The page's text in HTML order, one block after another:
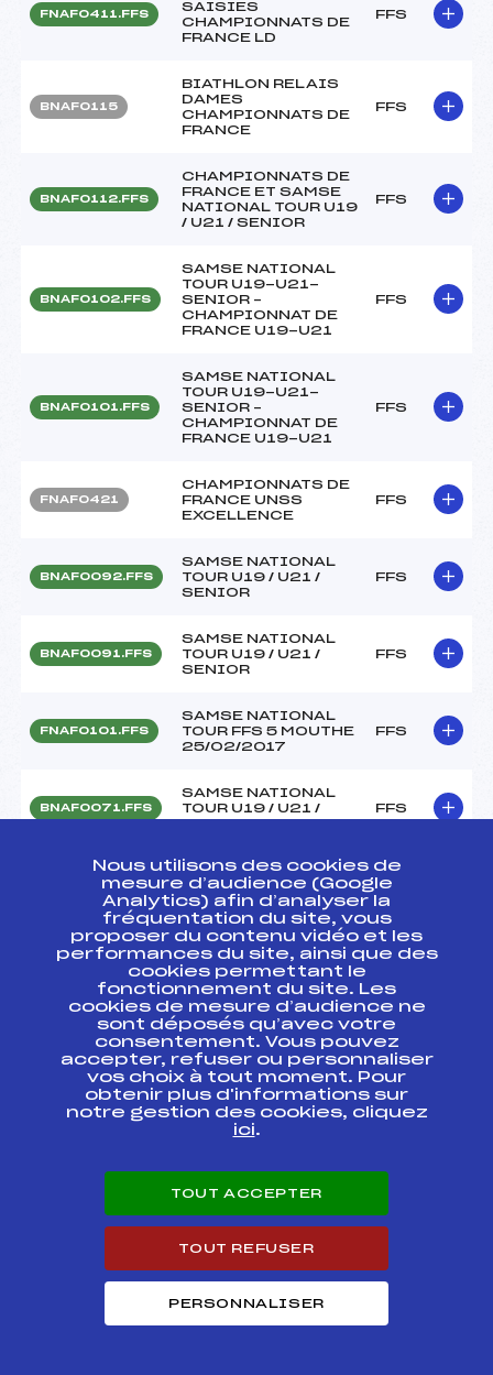
FNAF0411.FFS
SAISIES
CHAMPIONNATS DE
FRANCE LD
FFS
BNAF0115
BIATHLON RELAIS
DAMES
CHAMPIONNATS DE
FRANCE
FFS
BNAF0112.FFS
CHAMPIONNATS DE
FRANCE ET SAMSE
NATIONAL TOUR U19
/ U21 / SENIOR
FFS
BNAF0102.FFS
SAMSE NATIONAL
TOUR U19-U21-
SENIOR –
CHAMPIONNAT DE
FRANCE U19-U21
FFS
BNAF0101.FFS
SAMSE NATIONAL
TOUR U19-U21-
SENIOR –
CHAMPIONNAT DE
FRANCE U19-U21
FFS
FNAF0421
CHAMPIONNATS DE
FRANCE UNSS
EXCELLENCE
FFS
BNAF0092.FFS
SAMSE NATIONAL
TOUR U19 / U21 /
SENIOR
FFS
BNAF0091.FFS
SAMSE NATIONAL
TOUR U19 / U21 /
SENIOR
FFS
FNAF0101.FFS
SAMSE NATIONAL
TOUR FFS 5 MOUTHE
25/02/2017
FFS
BNAF0071.FFS
SAMSE NATIONAL
TOUR U19 / U21 /
SENIOR
FFS
BNAF0072.FFS
SAMSE NATIONAL
TOUR U19 / U21 /
SENIOR
FFS
BMJF0022.FFS
BIATHLON
REGIONAL
FFS
BNAF0031.FFS
SAMSE NATIONAL
TOUR U19 / U21 /
SENIOR
FFS
BNAF0032.FFS
SAMSE NATIONAL
TOUR U19 / U21 /
SENIOR
FFS
BNAF0033.FFS
SENIOR
FFS
TOUR U19 / U21 /
SENIOR POURSUITE
DAMES
Nous utilisons des cookies de
mesure d’audience (Google
Analytics) afin d’analyser la
fréquentation du site, vous
proposer du contenu vidéo et les
performances du site, ainsi que des
cookies permettant le
fonctionnement du site. Les
cookies de mesure d’audience ne
sont déposés qu’avec votre
consentement. Vous pouvez
accepter, refuser ou personnaliser
vos choix à tout moment. Pour
obtenir plus d'informations sur
notre gestion des cookies, cliquez
ici.
TOUT ACCEPTER
TOUT REFUSER
PERSONNALISER